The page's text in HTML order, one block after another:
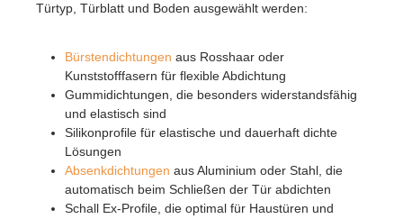
Türtyp, Türblatt und Boden ausgewählt werden:
Bürstendichtungen aus Rosshaar oder
Kunststofffasern für flexible Abdichtung
Gummidichtungen, die besonders widerstandsfähig
und elastisch sind
Silikonprofile für elastische und dauerhaft dichte
Lösungen
Absenkdichtungen aus Aluminium oder Stahl, die
automatisch beim Schließen der Tür abdichten
Schall Ex-Profile, die optimal für Haustüren und